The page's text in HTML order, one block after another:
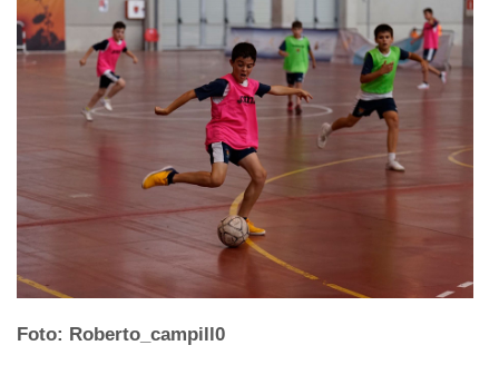
Foto: Roberto_campill0